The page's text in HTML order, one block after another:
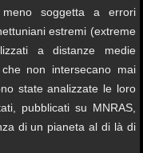
soggetta a errori
estremi (extreme
a distanze medie
non intersecano mai
state analizzate le loro
pubblicati su MNRAS,
di un pianeta al di là di